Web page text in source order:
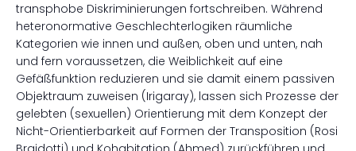
transphobe Diskriminierungen fortschreiben. Während
heteronormative Geschlechterlogiken räumliche
Kategorien wie innen und außen, oben und unten, nah
und fern voraussetzen, die Weiblichkeit auf eine
Gefäßfunktion reduzieren und sie damit einem passiven
Objektraum zuweisen (Irigaray), lassen sich Prozesse der
gelebten (sexuellen) Orientierung mit dem Konzept der
Nicht-Orientierbarkeit auf Formen der Transposition (Rosi